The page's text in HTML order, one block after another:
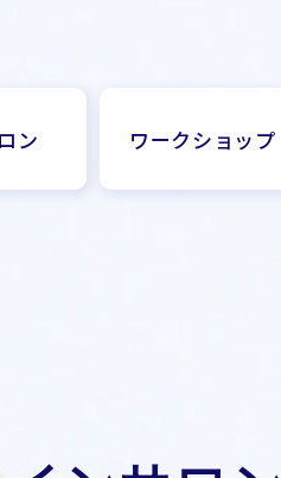
ン ワークショップ